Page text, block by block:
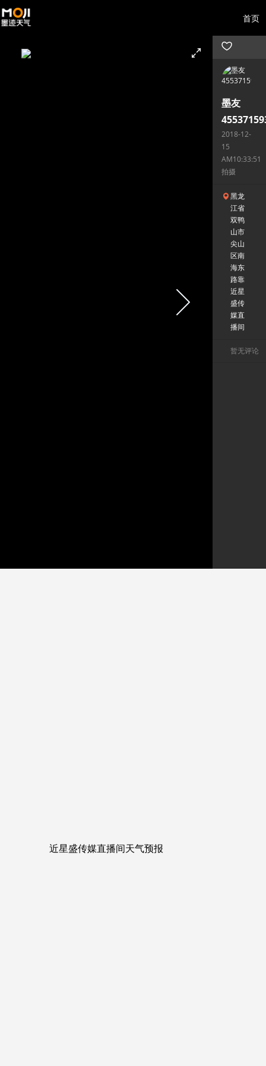
首页
墨友
2018-12-
15
AM10:33:51
拍摄
黑龙
江省
双鸭
山市
尖山
区南
海东
路靠
近星
盛传
媒直
播间
暂无评论